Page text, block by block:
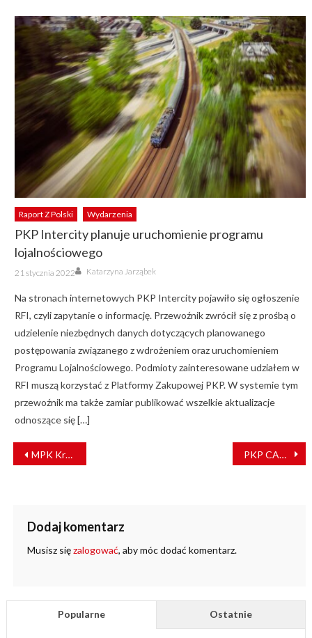
Raport Z Polski Wydarzenia
PKP Intercity planuje uruchomienie programu
lojalnościowego
Posted
on
21 stycznia 2022 Author
Katarzyna Jarząbek
Na stronach internetowych PKP Intercity pojawiło się ogłoszenie
RFI, czyli zapytanie o informację. Przewoźnik zwrócił się z prośbą o
udzielenie niezbędnych danych dotyczących planowanego
postępowania związanego z wdrożeniem oraz uruchomieniem
Programu Lojalnościowego. Podmioty zainteresowane udziałem w
RFI muszą korzystać z Platformy Zakupowej PKP. W systemie tym
przewoźnik ma także zamiar publikować wszelkie aktualizacje
odnoszące się […]
NAWIGACJA
WPISU
MPK Kraków odrestaurowało zabytkową taksówkę PKP CARGO rozpoczęło współpracę ze Szkołą Wyższą Wymiaru Sprawiedliwości
Dodaj komentarz
Musisz sięzalogować, aby móc dodać komentarz.
Popularne Ostatnie